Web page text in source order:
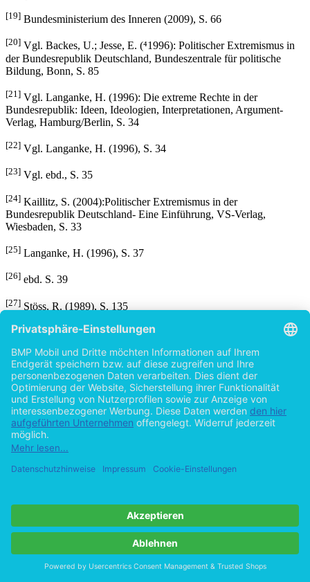
[19] Bundesministerium des Inneren (2009), S. 66
[20] Vgl. Backes, U.; Jesse, E. (⁴1996): Politischer Extremismus in
der Bundesrepublik Deutschland, Bundeszentrale für politische
Bildung, Bonn, S. 85
[21] Vgl. Langanke, H. (1996): Die extreme Rechte in der
Bundesrepublik: Ideen, Ideologien, Interpretationen, Argument-
Verlag, Hamburg/Berlin, S. 34
[22] Vgl. Langanke, H. (1996), S. 34
[23] Vgl. ebd., S. 35
[24] Kaillitz, S. (2004):Politischer Extremismus in der
Bundesrepublik Deutschland- Eine Einführung, VS-Verlag,
Wiesbaden, S. 33
[25] Langanke, H. (1996), S. 37
[26] ebd. S. 39
[27] Stöss, R. (1989), S. 135
[28]Vgl. Langanke, H. (1996), S. 41
[29]Vgl. ebd., S. 140ff
[30]Vgl. Stöss, R. (1989), S. 137
[31]Vgl. Pfahl-Traughber, A. (2009): Die „alte“ und die „neue“
NPD- Eine vergleichende Betrachtung zu Gefahrenpotential und
Profil, S. 84; in: Braun, S.; Geisler, A.; Gerster, M. (Hrsg.):
Strategien der extremen Rechten, Hintergründe-Analysen-
Nationaldemokratische Partei Deutschlands (¹⁴2009):
Parteiprogramm von 1996, Eigendruck, Berlin, S. 5
[34] Nationaldemokratische Partei Deutschlands (¹⁴2009), S. 5